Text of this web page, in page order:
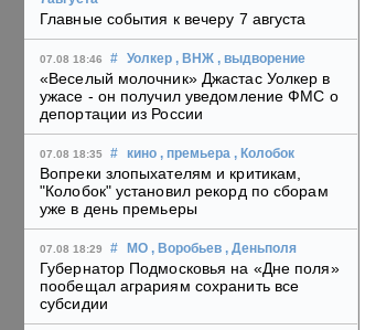
Главные события к вечеру 7 августа
07.08 18:46 # Уолкер , ВНЖ , выдворение
«Веселый молочник» Джастас Уолкер в
ужасе - он получил уведомление ФМС о
депортации из России
07.08 18:35 # кино , премьера , Колобок
Вопреки злопыхателям и критикам,
"Колобок" установил рекорд по сборам
уже в день премьеры
07.08 18:29 # МО , Воробьев , Деньполя
Губернатор Подмосковья на «Дне поля»
пообещал аграриям сохранить все
субсидии